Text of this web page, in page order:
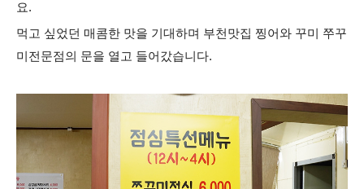
요.
먹고 싶었던 매콤한 맛을 기대하며 부천맛집 찡어와 꾸미 쭈꾸
미전문점의 문을 열고 들어갔습니다.